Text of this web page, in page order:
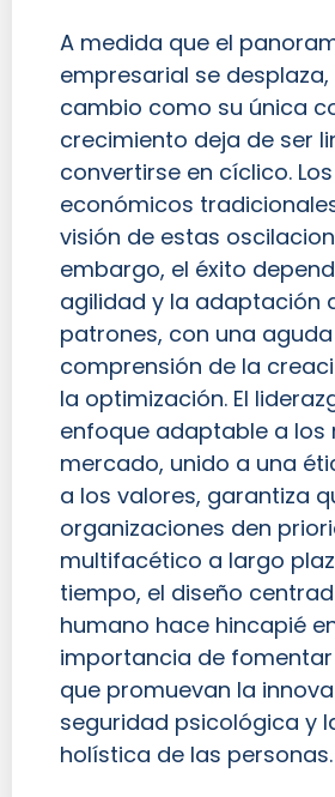
A medida que el
empresarial se
cambio como su única
crecimiento deja de ser
convertirse en cíclico.
económicos
visión de estas
embargo, el éxito
agilidad y la adaptación
patrones, con una aguda
comprensión de la
la optimización. El
enfoque adaptable a los
mercado, unido a una
a los valores, garantiza
organizaciones den
multifacético a largo
tiempo, el diseño
humano hace hincapié
importancia de
que promuevan la
seguridad psicológica y
holística de las personas.